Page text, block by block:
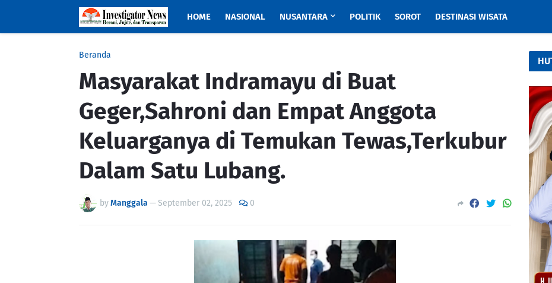
HOME NASIONAL NUSANTARA POLITIK SOROT DESTINASI WISATA
Beranda
Masyarakat Indramayu di Buat
Geger,Sahroni dan Empat Anggota
Keluarganya di Temukan Tewas,Terkubur
Dalam Satu Lubang.
byManggala —September 02, 2025 0